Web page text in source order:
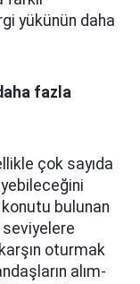
yükünün daha
fazla
çok sayıda
bulunan
oturmak
alım-